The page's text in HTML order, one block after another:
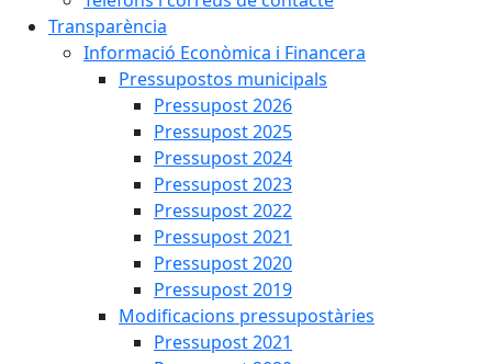
Transparència
Informació Econòmica i Financera
Pressupostos municipals
Pressupost 2026
Pressupost 2025
Pressupost 2024
Pressupost 2023
Pressupost 2022
Pressupost 2021
Pressupost 2020
Pressupost 2019
Modificacions pressupostàries
Pressupost 2021